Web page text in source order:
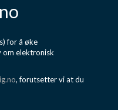
for å øke
om elektronisk
, forutsetter vi at du